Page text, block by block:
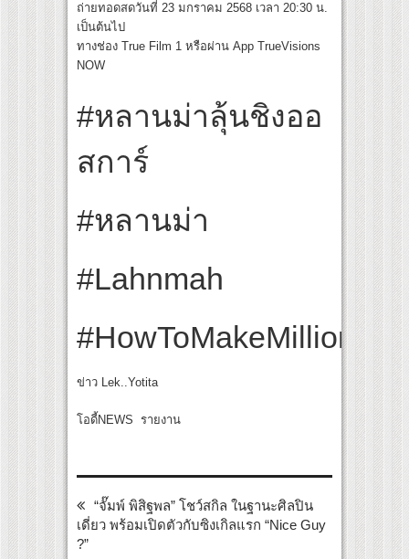
ถ่ายทอดสดวันที่ 23 มกราคม 2568 เวลา 20:30 น.
เป็นต้นไป
ทางช่อง True Film 1 หรือผ่าน App TrueVisions
NOW
#หลานม่าลุ้นชิงออ
สการ์
#หลานม่า
#Lahnmah
ข่าว Lek..Yotita
โอดี้NEWS รายงาน
“จั๊มพ์ พิสิฐพล” โชว์สกิล ในฐานะศิลปิน
เดี่ยว พร้อมเปิดตัวกับซิงเกิลแรก “Nice Guy
?”